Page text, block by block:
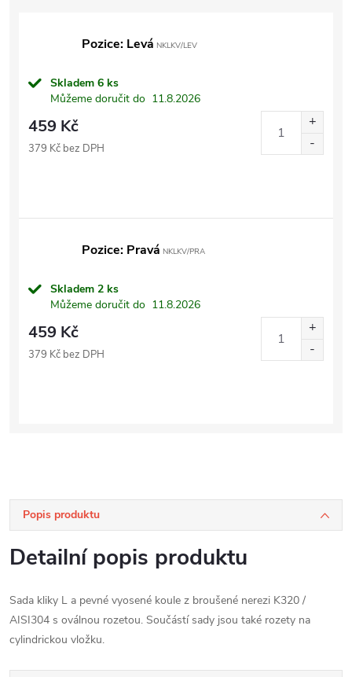
Pozice: Levá NKLKV/LEV
Skladem 6 ks
Můžeme doručit do 11.8.2026
459 Kč
379 Kč bez DPH
Pozice: Pravá NKLKV/PRA
Skladem 2 ks
Můžeme doručit do 11.8.2026
459 Kč
379 Kč bez DPH
Popis produktu
Detailní popis produktu
Sada kliky L a pevné vyosené koule z broušené nerezi K320 /
AISI304 s oválnou rozetou. Součástí sady jsou také rozety na
cylindrickou vložku.